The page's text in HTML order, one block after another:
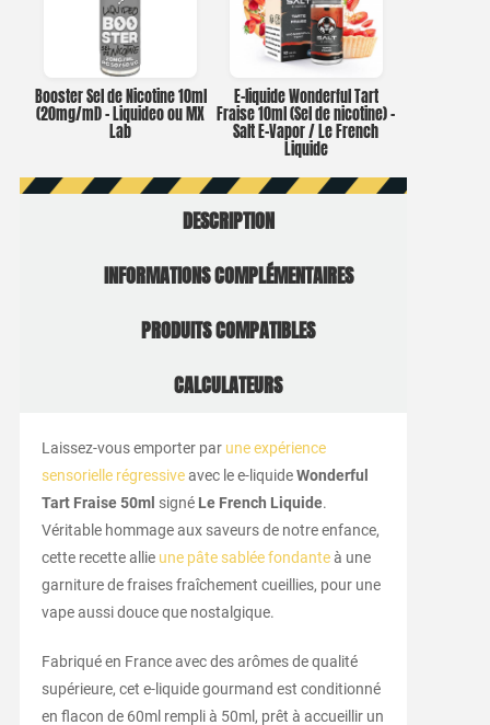
Booster Sel de Nicotine 10ml
(20mg/ml) – Liquideo ou MX
Lab
E-liquide Wonderful Tart
Fraise 10ml (Sel de nicotine) –
Salt E-Vapor / Le French
Liquide
DESCRIPTION
INFORMATIONS COMPLÉMENTAIRES
PRODUITS COMPATIBLES
CALCULATEURS
Laissez-vous emporter par une expérience
sensorielle régressiveavec le e-liquideWonderful
Tart Fraise 50ml signé Le French Liquide.
Véritable hommage aux saveurs de notre enfance,
cette recette allie une pâte sablée fondanteà une
garniture de fraises fraîchement cueillies, pour une
vape aussi douce que nostalgique.
Fabriqué en France avec des arômes de qualité
supérieure, cet e-liquide gourmand est conditionné
en flacon de 60ml rempli à 50ml, prêt à accueillir un